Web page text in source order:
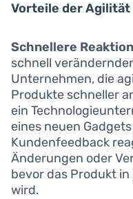
Vorteile der Agilität
Schnellere
schnell
Unternehmen, die
Produkte schneller
ein
eines neuen
Kundenfeedback
Änderungen oder
bevor das Produkt
wird.